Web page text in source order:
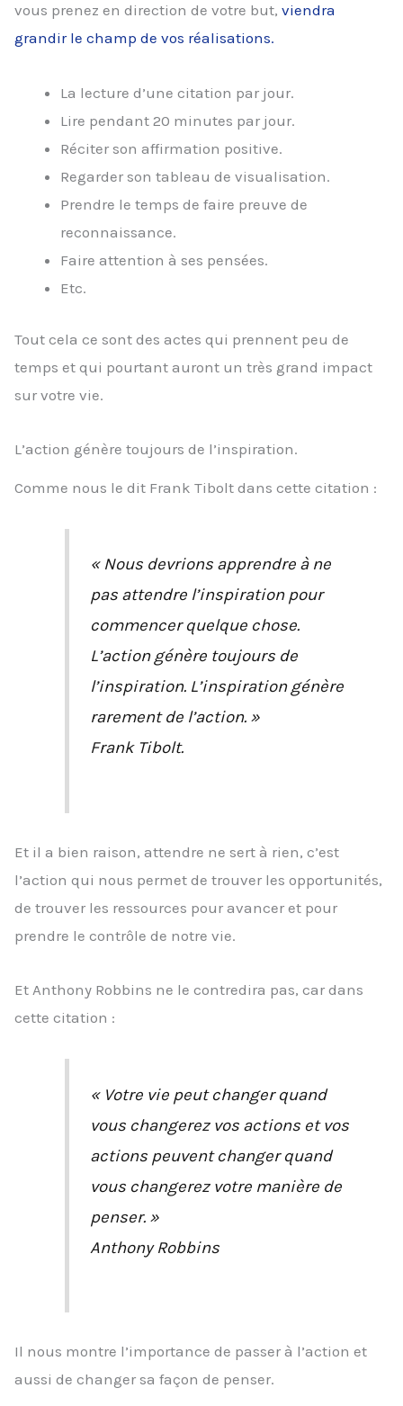
vous prenez en direction de votre but, viendra
grandir le champ de vos réalisations.
La lecture d’une citation par jour.
Lire pendant 20 minutes par jour.
Réciter son affirmation positive.
Regarder son tableau de visualisation.
Prendre le temps de faire preuve de
reconnaissance.
Faire attention à ses pensées.
Etc.
Tout cela ce sont des actes qui prennent peu de
temps et qui pourtant auront un très grand impact
sur votre vie.
L’action génère toujours de l’inspiration.
Comme nous le dit Frank Tibolt dans cette citation :
« Nous devrions apprendre à ne
pas attendre l’inspiration pour
commencer quelque chose.
L’action génère toujours de
l’inspiration. L’inspiration génère
rarement de l’action. »
Frank Tibolt.
Et il a bien raison, attendre ne sert à rien, c’est
l’action qui nous permet de trouver les opportunités,
de trouver les ressources pour avancer et pour
prendre le contrôle de notre vie.
Et Anthony Robbins ne le contredira pas, car dans
cette citation :
« Votre vie peut changer quand
vous changerez vos actions et vos
actions peuvent changer quand
vous changerez votre manière de
penser. »
Anthony Robbins
Il nous montre l’importance de passer à l’action et
aussi de changer sa façon de penser.